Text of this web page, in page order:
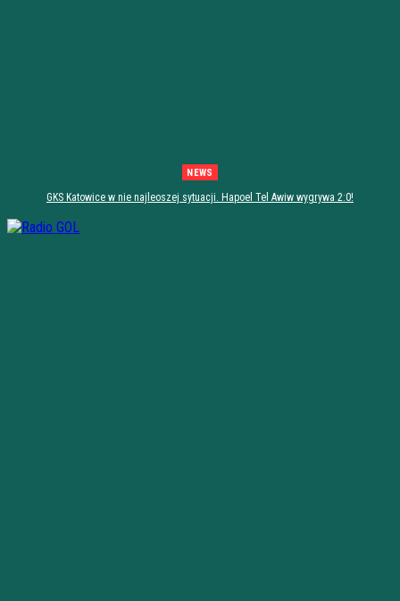
NEWS
GKS Katowice w nie najleoszej sytuacji. Hapoel Tel Awiw wygrywa 2:0!